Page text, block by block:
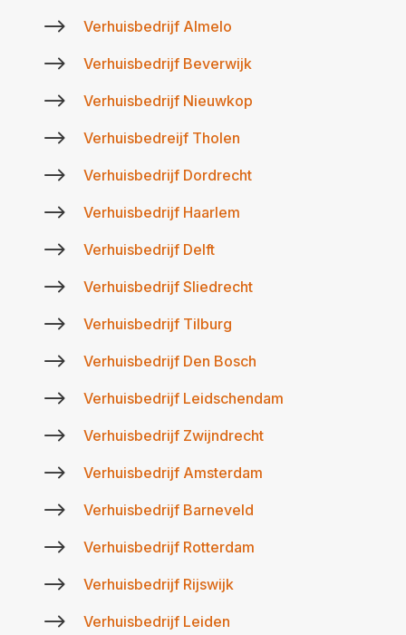
$ Verhuisbedrijf Almelo
$ Verhuisbedrijf Beverwijk
$ Verhuisbedrijf Nieuwkop
$ Verhuisbedreijf Tholen
$ Verhuisbedrijf Dordrecht
$ Verhuisbedrijf Haarlem
$ Verhuisbedrijf Delft
$ Verhuisbedrijf Sliedrecht
$ Verhuisbedrijf Tilburg
$ Verhuisbedrijf Den Bosch
$ Verhuisbedrijf Leidschendam
$ Verhuisbedrijf Zwijndrecht
$ Verhuisbedrijf Amsterdam
$ Verhuisbedrijf Barneveld
$ Verhuisbedrijf Rotterdam
$ Verhuisbedrijf Rijswijk
$ Verhuisbedrijf Leiden